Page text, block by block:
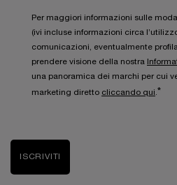
Per maggiori informazioni sulle
(ivi incluse informazioni circa
comunicazioni, eventualmente
prendere visione della nostra
una panoramica dei marchi per cui
marketing diretto cliccando qui *
ISCRIVITI